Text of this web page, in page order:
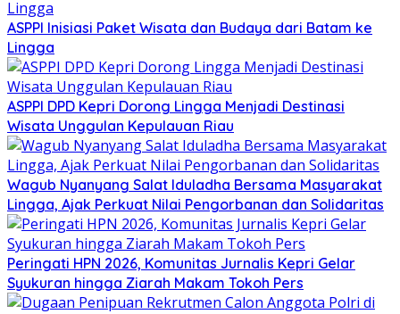
ASPPI Inisiasi Paket Wisata dan Budaya dari Batam ke
Lingga
ASPPI DPD Kepri Dorong Lingga Menjadi Destinasi
Wisata Unggulan Kepulauan Riau
Wagub Nyanyang Salat Iduladha Bersama Masyarakat
Lingga, Ajak Perkuat Nilai Pengorbanan dan Solidaritas
Peringati HPN 2026, Komunitas Jurnalis Kepri Gelar
Syukuran hingga Ziarah Makam Tokoh Pers